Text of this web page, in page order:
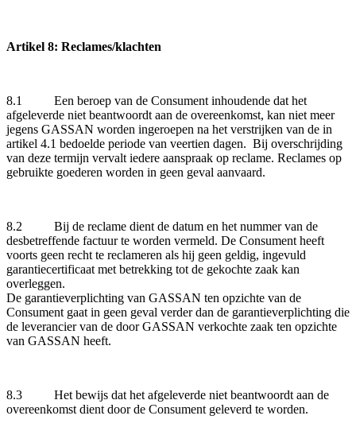
Artikel 8: Reclames/klachten
8.1 Een beroep van de Consument inhoudende dat het
afgeleverde niet beantwoordt aan de overeenkomst, kan niet meer
jegens GASSAN worden ingeroepen na het verstrijken van de in
artikel 4.1 bedoelde periode van veertien dagen. Bij overschrijding
van deze termijn vervalt iedere aanspraak op reclame. Reclames op
gebruikte goederen worden in geen geval aanvaard.
8.2 Bij de reclame dient de datum en het nummer van de
desbetreffende factuur te worden vermeld. De Consument heeft
voorts geen recht te reclameren als hij geen geldig, ingevuld
garantiecertificaat met betrekking tot de gekochte zaak kan
overleggen.
De garantieverplichting van GASSAN ten opzichte van de
Consument gaat in geen geval verder dan de garantieverplichting die
de leverancier van de door GASSAN verkochte zaak ten opzichte
van GASSAN heeft.
8.3 Het bewijs dat het afgeleverde niet beantwoordt aan de
overeenkomst dient door de Consument geleverd te worden.